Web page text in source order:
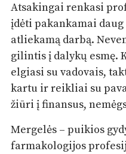
Atsakingai renkasi
įdėti pakankamai
atliekamą darbą.
gilintis į dalykų esmę.
elgiasi su vadovais,
kartu ir reikliai su
žiūri į finansus,
Mergelės – puikios
farmakologijos